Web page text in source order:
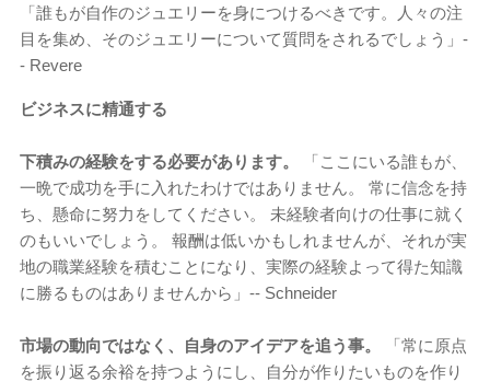
「誰もが自作のジュエリーを身につけるべきです。人々の注
目を集め、そのジュエリーについて質問をされるでしょう」-
- Revere
ビジネスに精通する
下積みの経験をする必要があります。
「ここにいる誰もが、
一晩で成功を手に入れたわけではありません。 常に信念を持
ち、懸命に努力をしてください。 未経験者向けの仕事に就く
のもいいでしょう。 報酬は低いかもしれませんが、それが実
地の職業経験を積むことになり、実際の経験よって得た知識
に勝るものはありませんから」-- Schneider
市場の動向ではなく、自身のアイデアを追う事。
「常に原点
を振り返る余裕を持つようにし、自分が作りたいものを作り